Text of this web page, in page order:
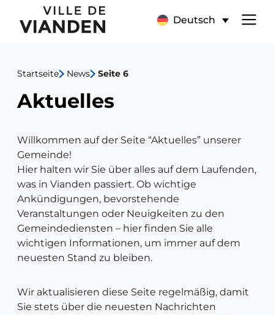
Aktuelles Deutsch
Hauptnavigationsmenü
Startseite News Seite 6
Aktuelles
Willkommen auf der Seite “Aktuelles” unserer
Gemeinde!
Hier halten wir Sie über alles auf dem Laufenden,
was in Vianden passiert. Ob wichtige
Ankündigungen, bevorstehende
Veranstaltungen oder Neuigkeiten zu den
Gemeindediensten – hier finden Sie alle
wichtigen Informationen, um immer auf dem
neuesten Stand zu bleiben.
Wir aktualisieren diese Seite regelmäßig, damit
Sie stets über die neuesten Nachrichten